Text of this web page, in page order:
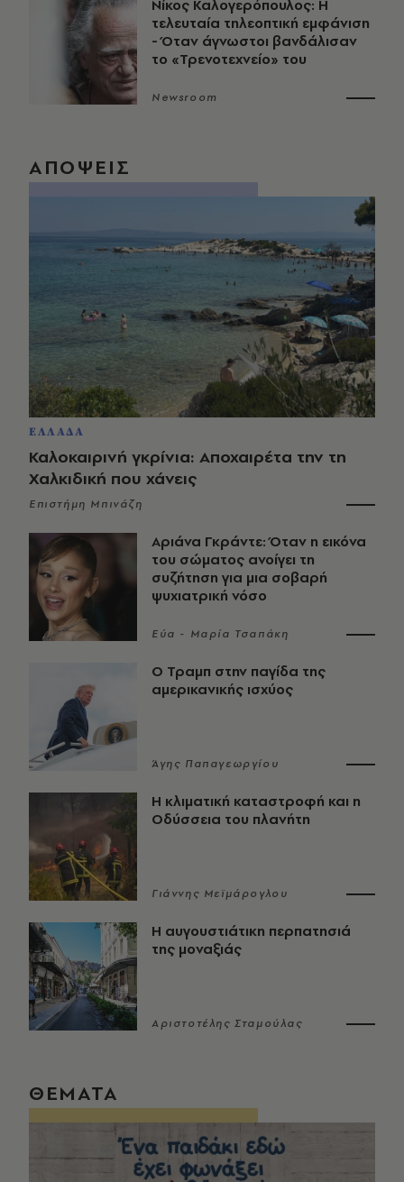
Νίκος Καλογερόπουλος: Η
τελευταία τηλεοπτική εμφάνιση
- Όταν άγνωστοι βανδάλισαν
το «Τρενοτεχνείο» του
Newsroom
ΑΠΟΨΕΙΣ
ΕΛΛΑΔΑ
Καλοκαιρινή γκρίνια: Αποχαιρέτα την τη
Χαλκιδική που χάνεις
Επιστήμη Μπινάζη
Αριάνα Γκράντε: Όταν η εικόνα
του σώματος ανοίγει τη
συζήτηση για μια σοβαρή
ψυχιατρική νόσο
Εύα - Μαρία Τσαπάκη
Ο Τραμπ στην παγίδα της
αμερικανικής ισχύος
Άγης Παπαγεωργίου
Η κλιματική καταστροφή και η
Οδύσσεια του πλανήτη
Γιάννης Μεϊμάρογλου
Η αυγουστιάτικη περπατησιά
της μοναξιάς
Αριστοτέλης Σταμούλας
ΘΕΜΑΤΑ